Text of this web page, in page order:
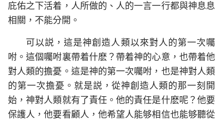
庇佑之下活着，人所做的、人的一言一行都與神息息
相關，不能分開。
可以説，這是神創造人類以來對人的第一次囑
咐。這個囑咐裏帶着什麽？帶着神的心意，也帶着他
對人類的擔憂。這是神的第一次囑咐，也是神對人類
的第一次擔憂。就是説，從神創造人類的那一刻開
始，神對人類就有了責任。他的責任是什麽呢？他要
保護人，他要看顧人，他希望人能够相信也能够聽從